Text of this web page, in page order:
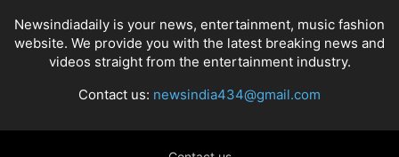
Newsindiadaily is your news, entertainment, music fashion
website. We provide you with the latest breaking news and
videos straight from the entertainment industry.
Contact us: newsindia434@gmail.com